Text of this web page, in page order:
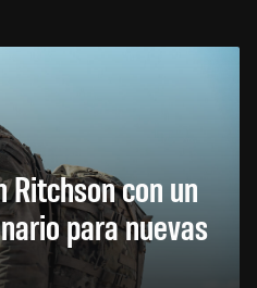
con un
para nuevas